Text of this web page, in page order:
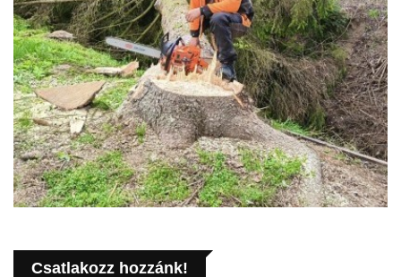
Csatlakozz hozzánk!